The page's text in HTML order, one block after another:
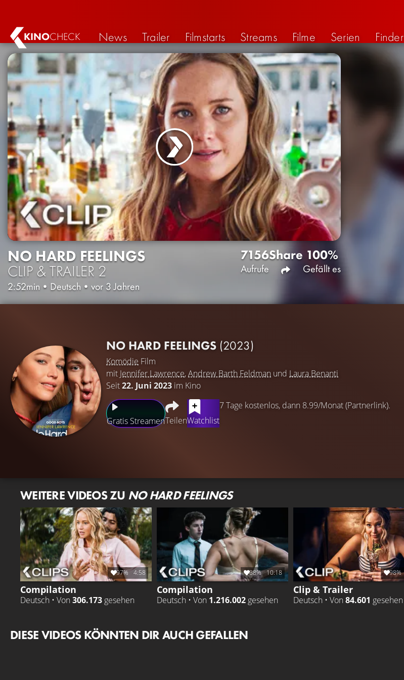
KINOCHECK News Trailer Filmstarts Streams Filme Serien Finder
NO HARD FEELINGS
CLIP & TRAILER 2
2:52min • Deutsch • vor 3 Jahren
7156
Aufrufe
Share 100%
Gefällt es
NO HARD FEELINGS (2023)
Komödie Film
mit Jennifer Lawrence,Andrew Barth Feldman und Laura Benanti
Seit22. Juni 2023 im Kino
Gratis StreamenTeilenWatchlist
7 Tage kostenlos, dann 8.99/Monat (Partnerlink).
WEITERE VIDEOS ZU NO HARD FEELINGS
97% 4:58
Compilation
Deutsch • Von 306.173 gesehen
88% 10:18
Compilation
Deutsch • Von 1.216.002 gesehen
98%
Clip & Trailer
Deutsch • Von 84.601 gesehen
DIESE VIDEOS KÖNNTEN DIR AUCH GEFALLEN